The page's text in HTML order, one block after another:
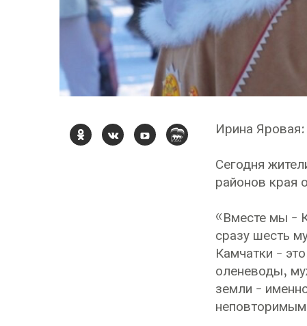
Ирина
Сегодня
районов края
«Вместе мы -
сразу шесть
Камчатки -
оленеводы,
земли -